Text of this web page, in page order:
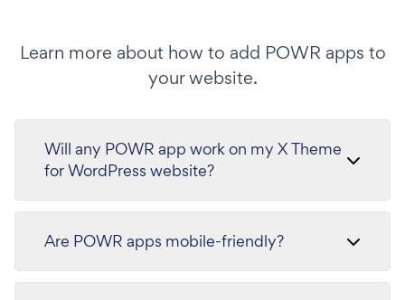
Learn more about how to add POWR apps to
your website.
Will any POWR app work on my X Theme
for WordPress website?
Are POWR apps mobile-friendly?